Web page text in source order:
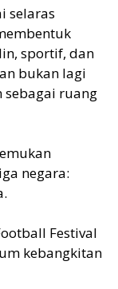
selaras
sportif, dan
bukan lagi
sebagai ruang
negara:
Festival
kebangkitan